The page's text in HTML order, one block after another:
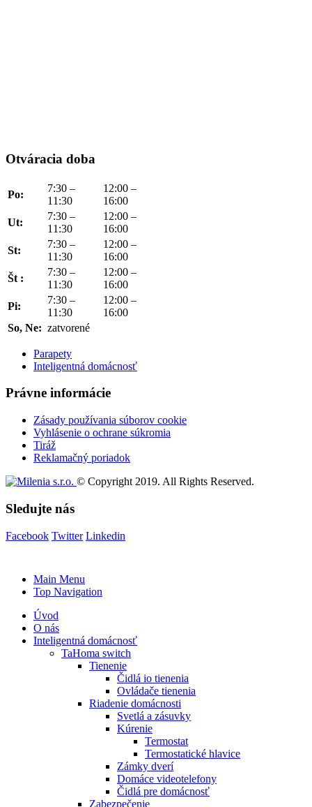
Otváracia doba
Po:
7:30 –
11:30
12:00 –
16:00
Ut:
7:30 –
11:30
12:00 –
16:00
St:
7:30 –
11:30
12:00 –
16:00
Št :
7:30 –
11:30
12:00 –
16:00
Pi:
7:30 –
11:30
12:00 –
16:00
So, Ne: zatvorené
Parapety
Inteligentná domácnosť
Právne informácie
Zásady používania súborov cookie
Vyhlásenie o ochrane súkromia
Tiráž
Reklamačný poriadok
© Copyright 2019. All Rights Reserved.
Sledujte nás
Facebook Twitter Linkedin
Main Menu
Top Navigation
Úvod
O nás
Inteligentná domácnosť
TaHoma switch
Tienenie
Čidlá io tienenia
Ovládače tienenia
Riadenie domácnosti
Svetlá a zásuvky
Kúrenie
Termostat
Termostatické hlavice
Zámky dverí
Domáce videotelefony
Čidlá pre domácnosť
Zabezpečenie